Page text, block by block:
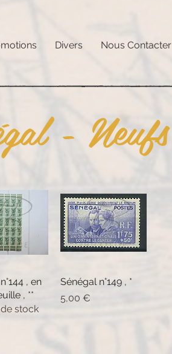
Divers Nous Contacter
- Neufs
rapide, en
, **
stock
Aperçu rapide
Sénégal n°149 , *
Prix
5,00 €